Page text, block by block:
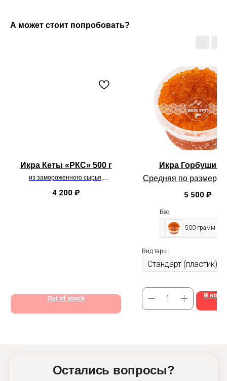
А может стоит попробовать?
Икра Кеты «РКС» 500 г
из замороженного сырья,
вкус и цена отличные
4 200 ₽
Out of stock
Икра Горбуши
Средняя по размеру
5 500 ₽
Вес:
500 грамм
Вид тары:
В
Остались вопросы?